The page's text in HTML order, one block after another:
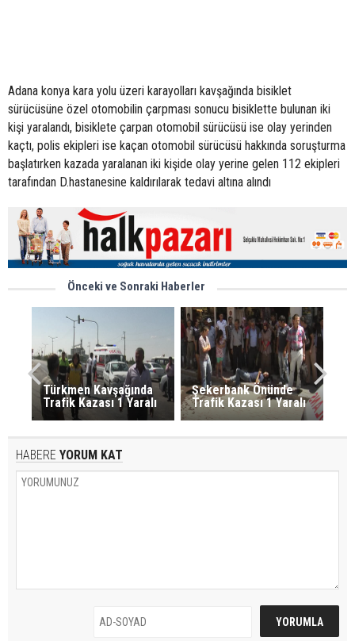
Adana konya kara yolu üzeri karayolları kavşağında bisiklet
sürücüsüne özel otomobilin çarpması sonucu bisiklette bulunan iki
kişi yaralandı, bisiklete çarpan otomobil sürücüsü ise olay yerinden
kaçtı, polis ekipleri ise kaçan otomobil sürücüsü hakkında soruşturma
başlatırken kazada yaralanan iki kişide olay yerine gelen 112 ekipleri
tarafından D.hastanesine kaldırılarak tedavi altına alındı
Önceki ve Sonraki Haberler
Türkmen Kavşağında
Trafik Kazası 1 Yaralı
Şekerbank Önünde
Trafik Kazası 1 Yaralı
HABERE YORUM KAT